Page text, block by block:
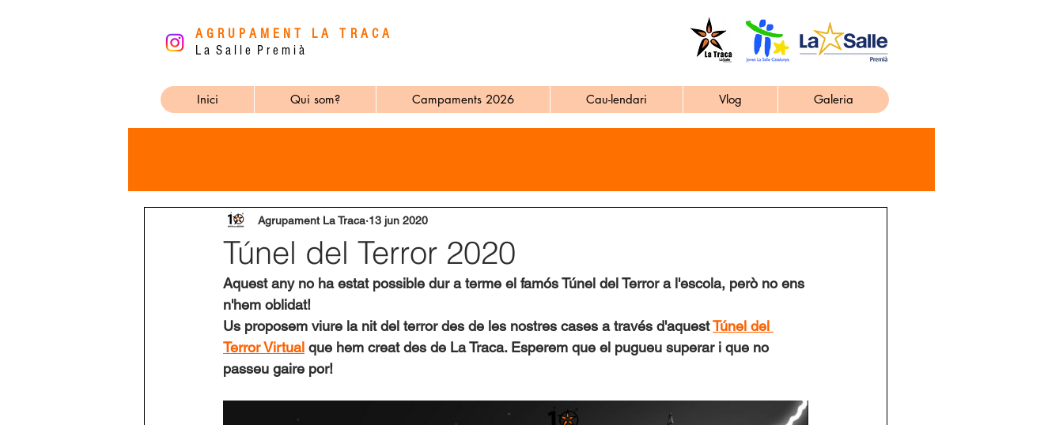
AGRUPAMENT LA TRACA
L a S a l l e P r e m i à
Inici Qui som? Campaments 2026 Cau-lendari Vlog Galeria
Túnel del Terror 2020
Agrupament La Traca 13 jun 2020
Aquest any no ha estat possible dur a terme el famós Túnel del Terror a l'escola, però no ens
n'hem oblidat!
Us proposem viure la nit del terror des de les nostres cases a través d'aquestTúnel del
Terror Virtual que hem creat des de La Traca. Esperem que el pugueu superar i que no
passeu gaire por!